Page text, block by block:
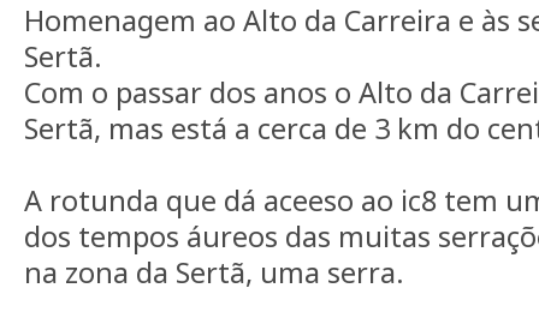
Homenagem ao Alto da Carreira e às
Sertã.
Com o passar dos anos o Alto da
Sertã, mas está a cerca de 3 km do
A rotunda que dá aceeso ao ic8 tem
dos tempos áureos das muitas
na zona da Sertã, uma serra.